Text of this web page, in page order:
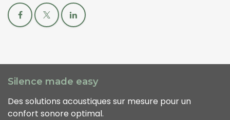
Silence made easy
Des solutions acoustiques sur mesure pour un
confort sonore optimal.